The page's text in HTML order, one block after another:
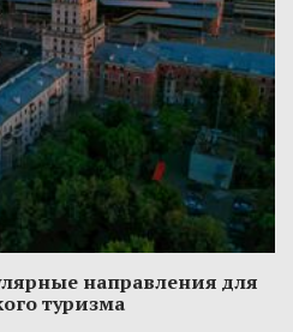
направления для
туризма